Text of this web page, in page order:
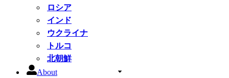
ロシア
インド
ウクライナ
トルコ
北朝鮮
About